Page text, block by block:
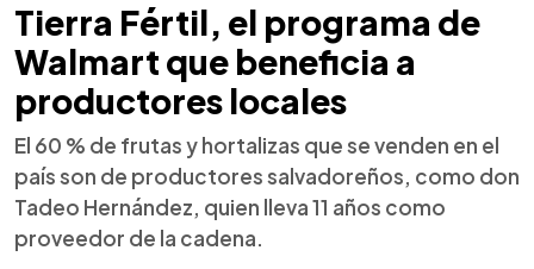
Tierra Fértil, el programa de
Walmart que beneficia a
productores locales
El 60 % de frutas y hortalizas que se venden en el
país son de productores salvadoreños, como don
Tadeo Hernández, quien lleva 11 años como
proveedor de la cadena.